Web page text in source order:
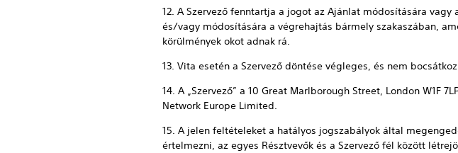
12. A Szervező fenntartja a jogot az Ajánlat módosítására
és/vagy módosítására a végrehajtás bármely szakaszában,
körülmények okot adnak rá.
13. Vita esetén a Szervező döntése végleges, és nem
14. A „Szervező” a 10 Great Marlborough Street, London W1F
Network Europe Limited.
15. A jelen feltételeket a hatályos jogszabályok által
értelmezni, az egyes Résztvevők és a Szervező fél között